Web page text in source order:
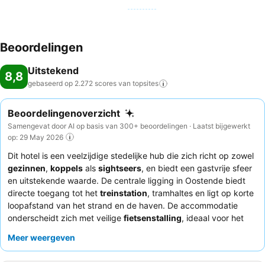
Beoordelingen
8,8 Uitstekend
gebaseerd op 2.272 scores van topsites
Beoordelingenoverzicht
Samengevat door AI op basis van 300+ beoordelingen · Laatst bijgewerkt
op: 29 May 2026
Dit hotel is een veelzijdige stedelijke hub die zich richt op zowel
gezinnen, koppels als sightseers, en biedt een gastvrije sfeer
en uitstekende waarde. De centrale ligging in Oostende biedt
directe toegang tot het treinstation, tramhaltes en ligt op korte
loopafstand van het strand en de haven. De accommodatie
onderscheidt zich met veilige fietsenstalling, ideaal voor het
het vriendelijke en professionele personeel, en het uitgebreide
Meer weergeven